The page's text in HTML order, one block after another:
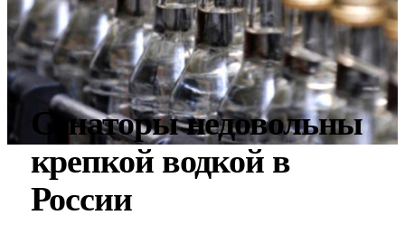
Сенаторы недовольны
крепкой водкой в
России